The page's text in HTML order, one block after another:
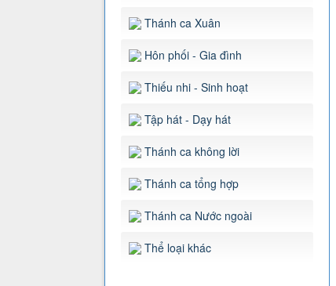
Thánh ca Xuân
Hôn phối - Gia đình
Thiếu nhi - Sinh hoạt
Tập hát - Dạy hát
Thánh ca không lời
Thánh ca tổng hợp
Thánh ca Nước ngoài
Thể loại khác